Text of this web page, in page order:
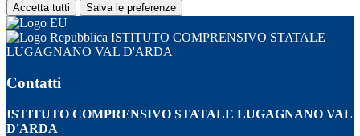
Accetta tutti Salva le preferenze
ISTITUTO COMPRENSIVO STATALE
LUGAGNANO VAL D'ARDA
Contatti
ISTITUTO COMPRENSIVO STATALE LUGAGNANO VAL
D'ARDA